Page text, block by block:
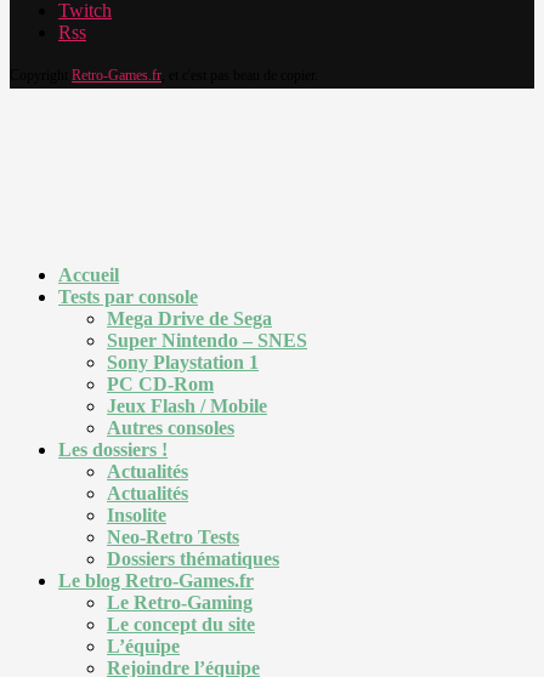
Twitch
Rss
Retro-Games.fr
Accueil
Tests par console
Mega Drive de Sega
Super Nintendo – SNES
Sony Playstation 1
PC CD-Rom
Jeux Flash / Mobile
Autres consoles
Les dossiers !
Actualités
Actualités
Insolite
Neo-Retro Tests
Dossiers thématiques
Le blog Retro-Games.fr
Le Retro-Gaming
Le concept du site
L’équipe
Rejoindre l’équipe